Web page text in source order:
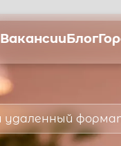
ВакансииБлог
удаленный